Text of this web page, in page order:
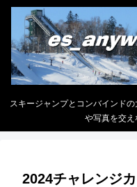
スキージャンプとコンバインド
や写真を交
2024チャレンジ